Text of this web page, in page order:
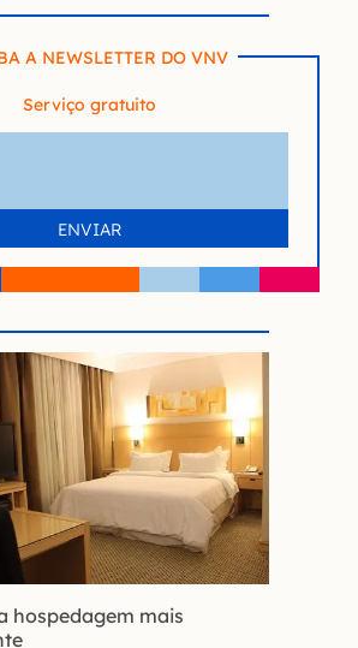
A NEWSLETTER DO VNV
Serviço gratuito
hospedagem mais